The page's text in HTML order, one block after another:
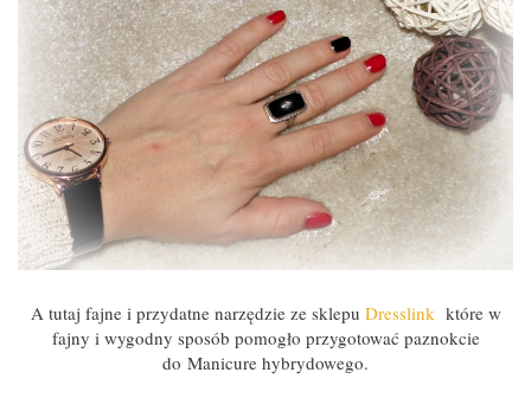
A tutaj fajne i przydatne narzędzie ze sklepu Dresslink które w
fajny i wygodny sposób pomogło przygotować paznokcie
do Manicure hybrydowego.